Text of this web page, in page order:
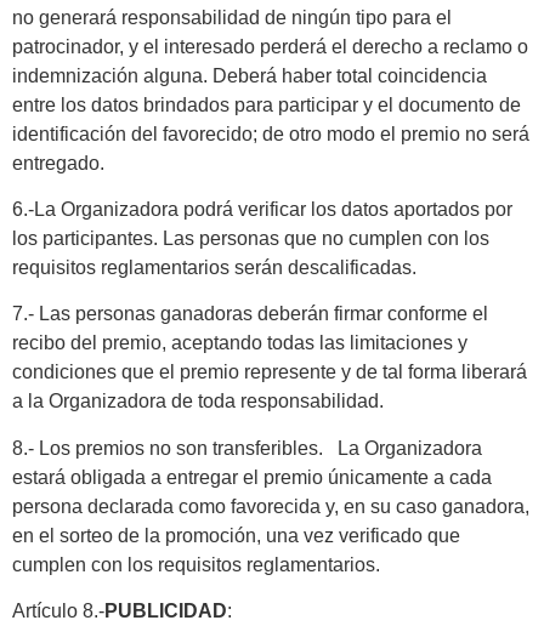
no generará responsabilidad de ningún tipo para el
patrocinador, y el interesado perderá el derecho a reclamo o
indemnización alguna. Deberá haber total coincidencia
entre los datos brindados para participar y el documento de
identificación del favorecido; de otro modo el premio no será
entregado.
6.-La Organizadora podrá verificar los datos aportados por
los participantes. Las personas que no cumplen con los
requisitos reglamentarios serán descalificadas.
7.- Las personas ganadoras deberán firmar conforme el
recibo del premio, aceptando todas las limitaciones y
condiciones que el premio represente y de tal forma liberará
a la Organizadora de toda responsabilidad.
8.- Los premios no son transferibles. La Organizadora
estará obligada a entregar el premio únicamente a cada
persona declarada como favorecida y, en su caso ganadora,
en el sorteo de la promoción, una vez verificado que
cumplen con los requisitos reglamentarios.
Artículo 8.-PUBLICIDAD: